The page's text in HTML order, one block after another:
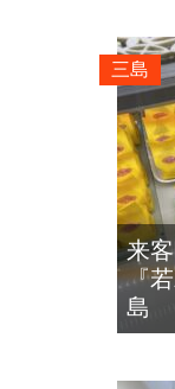
来
『
島
三島